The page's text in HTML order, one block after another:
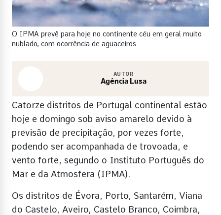
O IPMA prevê para hoje no continente céu em geral muito
nublado, com ocorrência de aguaceiros
AUTOR
Agência Lusa
Catorze distritos de Portugal continental estão
hoje e domingo sob aviso amarelo devido à
previsão de precipitação, por vezes forte,
podendo ser acompanhada de trovoada, e
vento forte, segundo o Instituto Português do
Mar e da Atmosfera (IPMA).
Os distritos de Évora, Porto, Santarém, Viana
do Castelo, Aveiro, Castelo Branco, Coimbra,